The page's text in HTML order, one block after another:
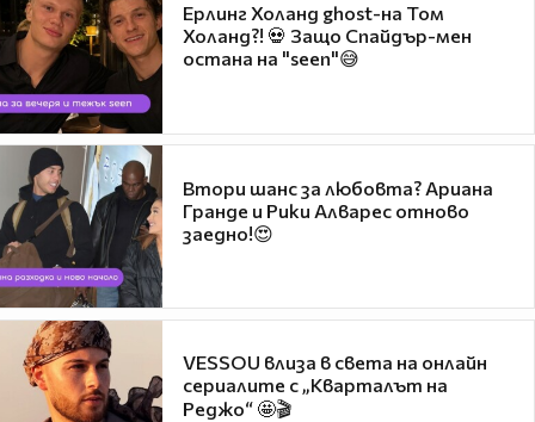
Ерлинг Холанд ghost-на Том
Холанд?! 💀 Защо Спайдър-мен
остана на "seen"😅
Втори шанс за любовта? Ариана
Гранде и Рики Алварес отново
заедно!😍
VESSOU влиза в света на онлайн
сериалите с „Кварталът на
Реджо“ 🤩🎬